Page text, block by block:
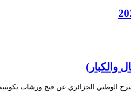
والكبار)
الوطني الجزائري عن فتح ورشات